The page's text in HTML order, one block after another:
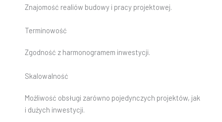
Znajomość realiów budowy i pracy projektowej.
Terminowość
Zgodność z harmonogramem inwestycji.
Skalowalność
Możliwość obsługi zarówno pojedynczych projektów, jak
i dużych inwestycji.